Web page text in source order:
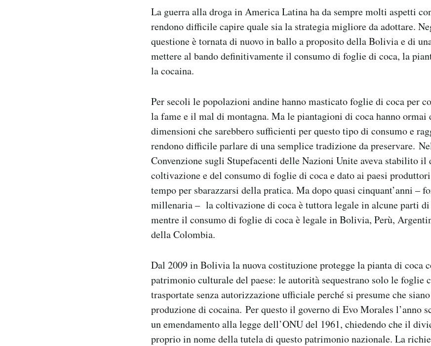
La guerra alla droga in America Latina ha da sempre molti aspetti
rendono difficile capire quale sia la strategia migliore da adottare.
questione è tornata di nuovo in ballo a proposito della Bolivia e di
mettere al bando definitivamente il consumo di foglie di coca, la
la cocaina.
Per secoli le popolazioni andine hanno masticato foglie di coca per
la fame e il mal di montagna. Ma le piantagioni di coca hanno ormai
dimensioni che sarebbero sufficienti per questo tipo di consumo e
rendono difficile parlare di una semplice tradizione da preservare.
Convenzione sugli Stupefacenti delle Nazioni Unite aveva stabilito
coltivazione e del consumo di foglie di coca e dato ai paesi
tempo per sbarazzarsi della pratica. Ma dopo quasi cinquant’anni –
millenaria – la coltivazione di coca è tuttora legale in alcune parti
mentre il consumo di foglie di coca è legale in Bolivia, Perù,
della Colombia.
Dal 2009 in Bolivia la nuova costituzione protegge la pianta di coca
patrimonio culturale del paese: le autorità sequestrano solo le foglie
trasportate senza autorizzazione ufficiale perché si presume che
produzione di cocaina. Per questo il governo di Evo Morales l’anno
un emendamento alla legge dell’ONU del 1961, chiedendo che il
proprio in nome della tutela di questo patrimonio nazionale. La